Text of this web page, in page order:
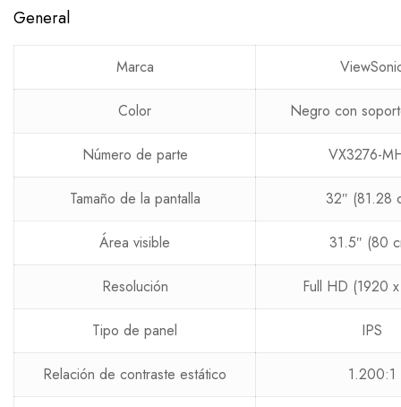
General
Marca
Color Negro con
Número de parte VX3276-
Tamaño de la pantalla 32″ (81.28
Área visible 31.5″ (80
Resolución Full HD (1920
Tipo de panel IPS
Relación de contraste estático 1.200:1